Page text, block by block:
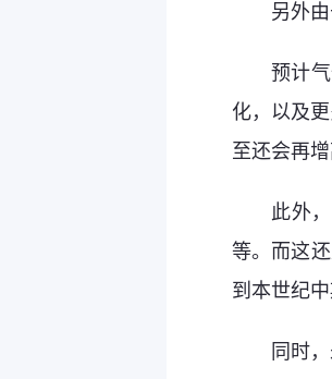
另外
预计
化，以及
至还会再
此外
等。而这
到本世纪
同时